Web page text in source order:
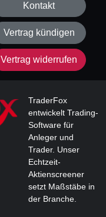
Kontakt
Vertrag kündigen
Vertrag widerrufen
TraderFox
entwickelt Trading-
Software für
Anleger und
Trader. Unser
Echtzeit-
Aktienscreener
setzt Maßstäbe in
der Branche.